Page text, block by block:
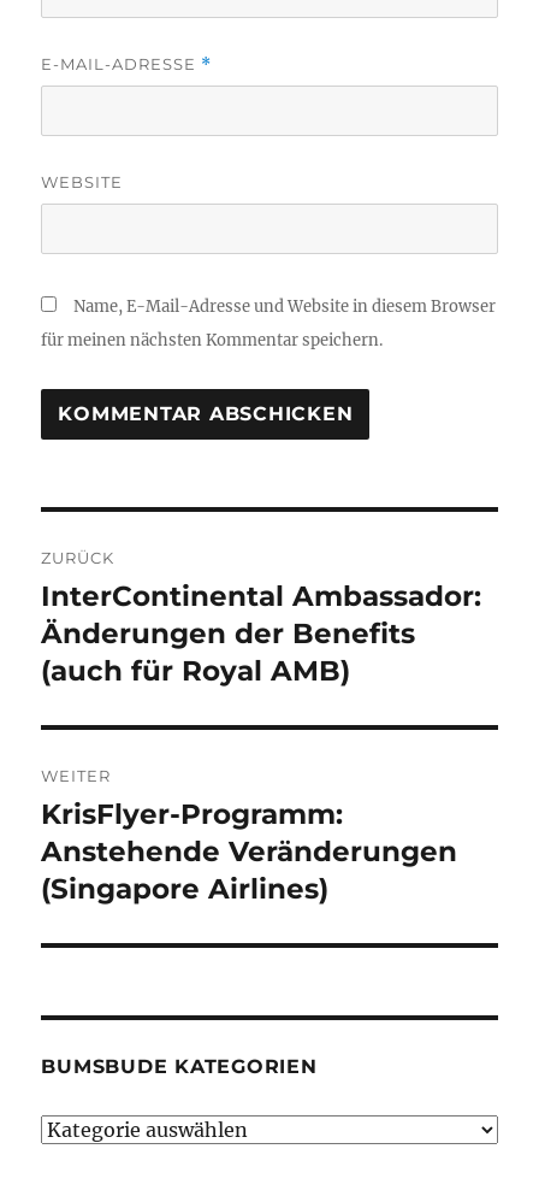
E-MAIL-ADRESSE *
WEBSITE
Name, E-Mail-Adresse und Website in diesem Browser
für meinen nächsten Kommentar speichern.
ZURÜCK
Vorheriger
Beitrag:
InterContinental Ambassador:
Änderungen der Benefits
(auch für Royal AMB)
WEITER
Nächster
Beitrag:
KrisFlyer-Programm:
Anstehende Veränderungen
(Singapore Airlines)
BUMSBUDE KATEGORIEN
Bumsbude